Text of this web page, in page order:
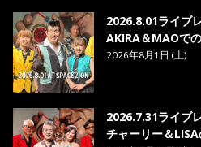
2026.8.01ライブ
AKIRA＆MAOで
2026年8月1日 (土)
2026.7.31ライブ
チャーリー＆